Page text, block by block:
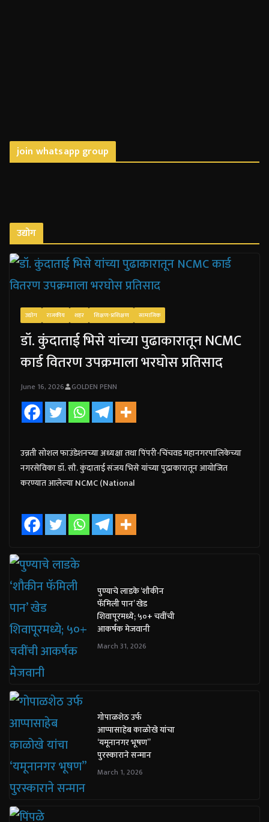
join whatsapp group
उद्योग
उद्योग राजकीय शहर शिक्षण-प्रशिक्षण सामाजिक
डॉ. कुंदाताई भिसे यांच्या पुढाकारातून NCMC
कार्ड वितरण उपक्रमाला भरघोस प्रतिसाद
June 16, 2026 GOLDEN PENN
उन्नती सोशल फाउंडेशनच्या अध्यक्षा तथा पिंपरी-चिंचवड महानगरपालिकेच्या
नगरसेविका डॉ. सौ. कुंदाताई संजय भिसे यांच्या पुढाकारातून आयोजित
करण्यात आलेल्या NCMC (National
पुण्याचे लाडके ‘शौकीन
फॅमिली पान’ खेड
शिवापूरमध्ये; ५०+ चवींची
आकर्षक मेजवानी
March 31, 2026
गोपाळशेठ उर्फ
आप्पासाहेब काळोखे यांचा
‘यमूनानगर भूषण”
पुरस्काराने सन्मान
March 1, 2026